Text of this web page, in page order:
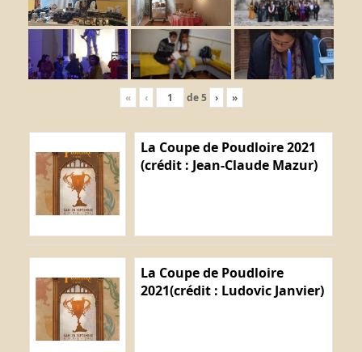
« ‹ de5 › »
La Coupe de Poudloire 2021
(crédit : Jean-Claude Mazur)
La Coupe de Poudloire
2021(crédit : Ludovic Janvier)